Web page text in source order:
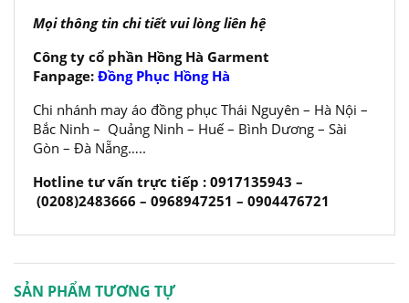
Mọi thông tin chi tiết vui lòng liên hệ
Công ty cổ phần Hồng Hà Garment
Fanpage: Đồng Phục Hồng Hà
Chi nhánh may áo đồng phục Thái Nguyên – Hà Nội –
Bắc Ninh – Quảng Ninh – Huế – Bình Dương – Sài
Gòn – Đà Nẵng…..
Hotline tư vấn trực tiếp : 0917135943 –
(0208)2483666 – 0968947251 – 0904476721
SẢN PHẨM TƯƠNG TỰ